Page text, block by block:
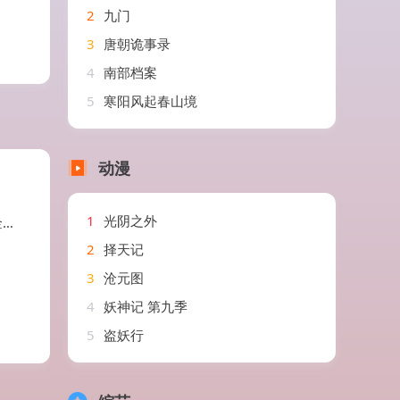
2 九门
3 唐朝诡事录
4 南部档案
5 寒阳风起春山境
动漫
1
光阴之外
2 择天记
3 沧元图
4 妖神记 第九季
5 盗妖行